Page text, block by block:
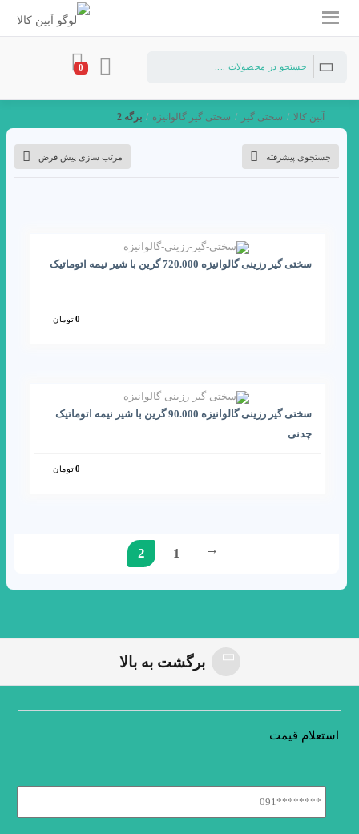
0
جستجوی پیشرفته مرتب سازی پیش فرض
آبین کالا / سختی گیر / سختی گیر گالوانیزه / برگه 2
سختی گیر رزینی گالوانیزه 720.000 گرین با شیر نیمه اتوماتیک
0 تومان
سختی گیر رزینی گالوانیزه 90.000 گرین با شیر نیمه اتوماتیک
چدنی
0 تومان
←
1
2
برگشت به بالا
استعلام قیمت